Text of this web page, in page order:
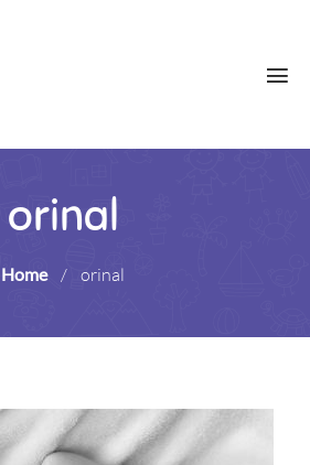
orinal
Home / orinal